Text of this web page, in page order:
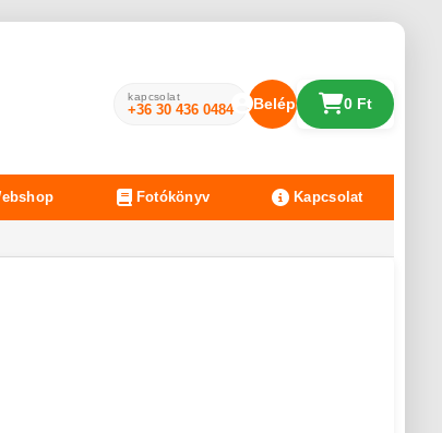
kapcsolat
+36 30 436 0484 Belépés 0 Ft
Fotókönyv Kapcsolat